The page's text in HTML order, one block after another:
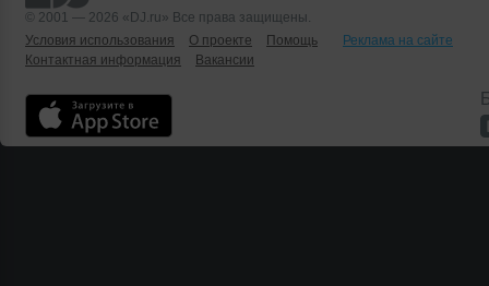
© 2001 — 2026 «DJ.ru» Все права защищены.
Условия использования
О проекте Помощь
Реклама на сайте
Контактная информация
Вакансии